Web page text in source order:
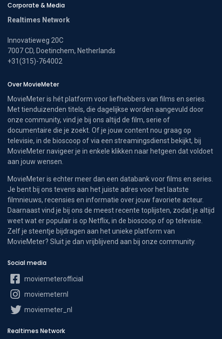
Corporate & Media
Realtimes Network
Innovatieweg 20C
7007 CD, Doetinchem, Netherlands
+31(315)-764002
Over MovieMeter
MovieMeter is hét platform voor liefhebbers van films en series.
Met tienduizenden titels, die dagelijkse worden aangevuld door
onze community, vind je bij ons altijd de film, serie of
documentaire die je zoekt. Of je jouw content nou graag op
televisie, in de bioscoop of via een streamingsdienst bekijkt, bij
MovieMeter navigeer je in enkele klikken naar hetgeen dat voldoet
aan jouw wensen.
MovieMeter is echter meer dan een databank voor films en series.
Je bent bij ons tevens aan het juiste adres voor het laatste
filmnieuws, recensies en informatie over jouw favoriete acteur.
Daarnaast vind je bij ons de meest recente toplijsten, zodat je altijd
weet wat er populair is op Netflix, in de bioscoop of op televisie.
Zelf je steentje bijdragen aan het unieke platform van
MovieMeter? Sluit je dan vrijblijvend aan bij onze community.
Social media
moviemeterofficial
moviemeternl
moviemeter_nl
Realtimes Network